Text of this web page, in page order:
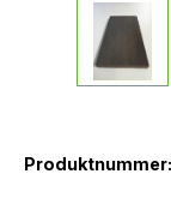
Produktnummer: